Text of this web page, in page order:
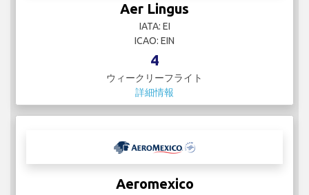
Aer Lingus
IATA: EI
ICAO: EIN
4
ウィークリーフライト
詳細情報
Aeromexico